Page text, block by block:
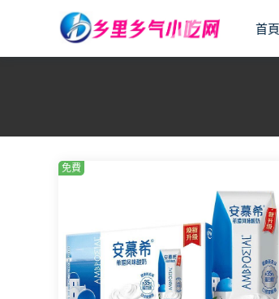
首頁
免費